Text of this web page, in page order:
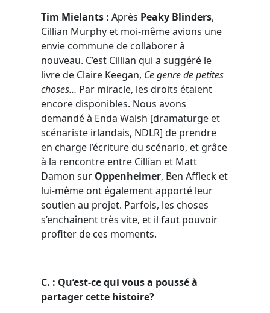
Tim Mielants : Après Peaky Blinders,
Cillian Murphy et moi-même avions une
envie commune de collaborer à
nouveau. C’est Cillian qui a suggéré le
livre de Claire Keegan, Ce genre de petites
choses… Par miracle, les droits étaient
encore disponibles. Nous avons
demandé à Enda Walsh [dramaturge et
scénariste irlandais, NDLR] de prendre
en charge l’écriture du scénario, et grâce
à la rencontre entre Cillian et Matt
Damon sur Oppenheimer, Ben Affleck et
lui-même ont également apporté leur
soutien au projet. Parfois, les choses
s’enchaînent très vite, et il faut pouvoir
profiter de ces moments.
C. : Qu’est-ce qui vous a poussé à
partager cette histoire?